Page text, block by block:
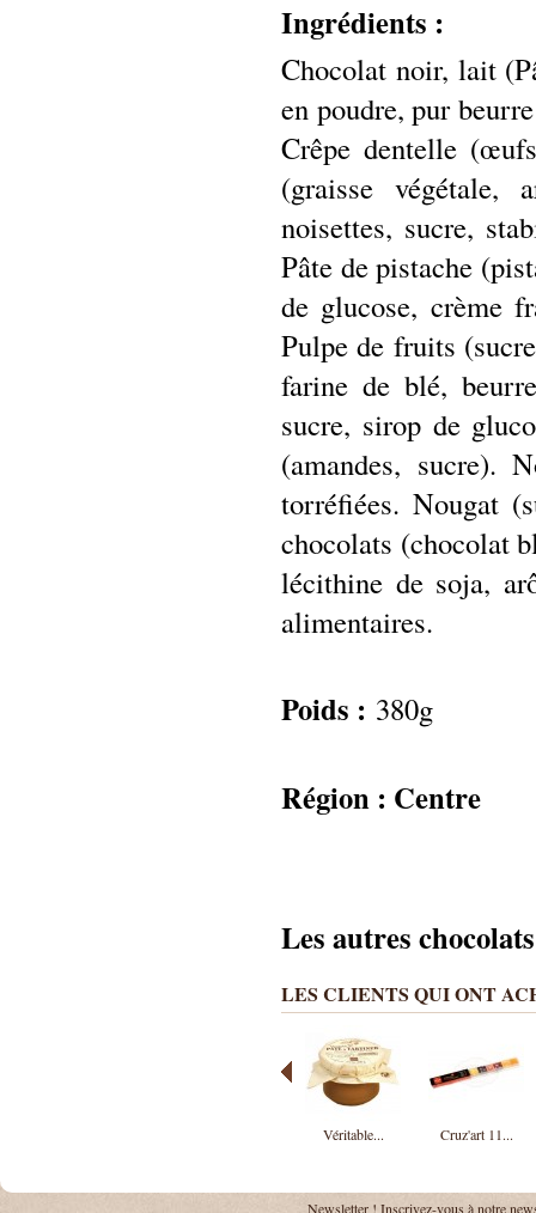
Ingrédients :
Chocolat noir, lait
en poudre, pur
Crêpe dentelle
(graisse végétale,
noisettes, sucre,
Pâte de pistache
de glucose, crème
Pulpe de fruits
farine de blé,
sucre, sirop de
(amandes, sucre).
torréfiées. Nougat
chocolats (chocolat
lécithine de soja,
alimentaires.
Poids : 380g
Région : Centre
Les autres
LES CLIENTS QUI ONT
Véritable... Cruz'art 11...
Newsletter ! Inscrivez-vous à notre